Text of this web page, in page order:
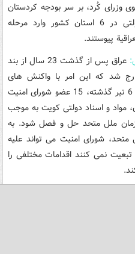
کُرد، بر سر بودجه کردستان
عراق و تداوم تظاهرات‌های ضد دولتی در 6 استان کشور وارد مرحله
پیوستند.
عراق پس از گذشت 23 سال از بند
شد که این امر با واکنش های
داخلی و منطقه ای مواجه شده است. 6 تیر گذشته، 15 عضو شورای امنیت
مواد و اسناد دولتی کویت به موجب
ملل متحد حل و فصل شود. به
شورای امنیت می تواند علیه
نمی کنند اقدامات مختلفی را